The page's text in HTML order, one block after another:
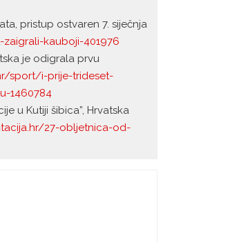
pristup ostvaren 7. siječnja
kauboji-401976
je odigrala prvu
sport/i-prije-trideset-
1460784
u Kutiji šibica”, Hrvatska
27-obljetnica-od-